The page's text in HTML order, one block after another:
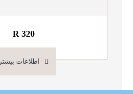
R 320
اطلاعات بیشتر